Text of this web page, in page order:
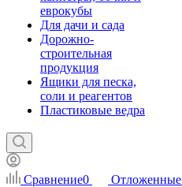
еврокубы
Для дачи и сада
Дорожно-
строительная
продукция
Ящики для песка,
соли и реагентов
Пластиковые ведра
Сравнение0 Отложенные